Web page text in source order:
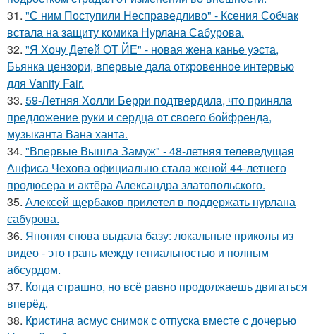
31. "С ним Поступили Несправедливо" - Ксения Собчак
встала на защиту комика Нурлана Сабурова.
32. "Я Хочу Детей ОТ ЙЕ" - новая жена канье уэста,
Бьянка цензори, впервые дала откровенное интервью
для Vanity Fair.
33. 59-Летняя Холли Берри подтвердила, что приняла
предложение руки и сердца от своего бойфренда,
музыканта Вана ханта.
34. "Впервые Вышла Замуж" - 48-летняя телеведущая
Анфиса Чехова официально стала женой 44-летнего
продюсера и актёра Александра златопольского.
35. Алексей щербаков прилетел в поддержать нурлана
сабурова.
36. Япония снова выдала базу: локальные приколы из
видео - это грань между гениальностью и полным
абсурдом.
37. Когда страшно, но всё равно продолжаешь двигаться
вперёд.
38. Кристина асмус снимок с отпуска вместе с дочерью